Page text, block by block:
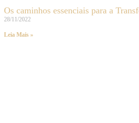
Os caminhos essenciais para a
28/11/2022
Leia Mais »